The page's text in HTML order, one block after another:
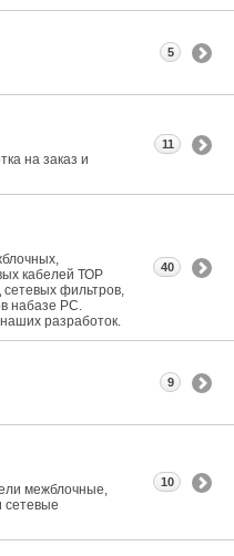
5
на заказ и
11
кабелей ТОР
фильтров,
набазе РС.
разработок.
40
9
межблочные,
сетевые
10